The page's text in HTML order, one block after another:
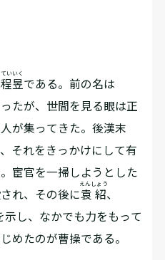
程昱
ていいく
である。前の名は
たが、世間を見る眼は正
が集ってきた。後漢末
それをきっかけにして有
宦官を一掃しようとした
れ、その後に袁紹
えんしょう
、
示し、なかでも力をもって
めたのが曹操である。